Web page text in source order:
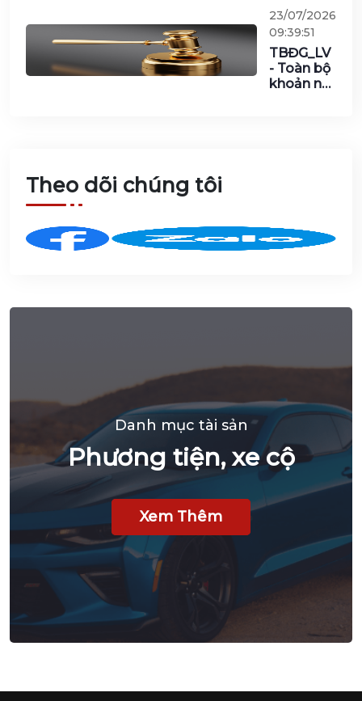
vật tư khác của
Tổng Công ty
Công nghiệp
Công nghệ cao
Viettel năm
23/07/2026
09:39:51
TBĐG_LV
- Toàn bộ
khoản nợ
lý
Theo dõi chúng tôi
Danh mục tài sản
Phương tiện, xe cộ
Xem Thêm